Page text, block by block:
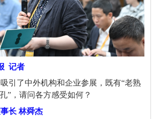
记者
引了中外机构和企业参展，既有“老熟
”，请问各方感受如何？
长 林舜杰